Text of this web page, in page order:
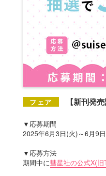
【新刊発
▼応募期間
2025年6月3日(火)～6月9日
▼応募方法
期間中に彗星社の公式X(